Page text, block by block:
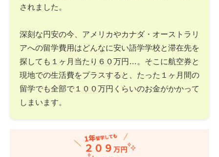
されました。
深刻な円安の今、アメリカやカナダ・オーストラリ
アへの留学費用はどんなに安い語学学校と滞在先を
探しても１ヶ月当たり６０万円…。そこに航空券と
現地での生活費をプラスすると、たった１ヶ月間の
留学でも全部で１００万円くらいのお金がかかって
しまいます。